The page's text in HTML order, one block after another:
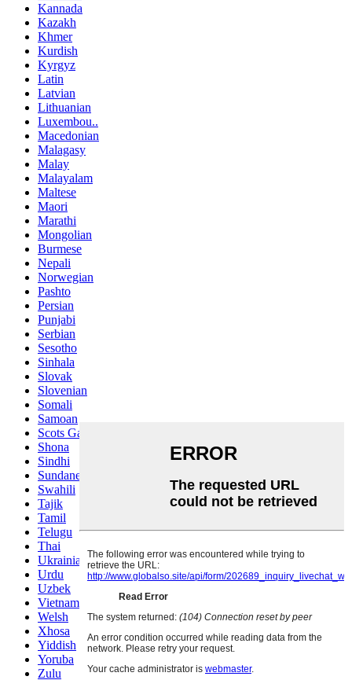
Kannada
Kazakh
Khmer
Kurdish
Kyrgyz
Latin
Latvian
Lithuanian
Luxembou..
Macedonian
Malagasy
Malay
Malayalam
Maltese
Maori
Marathi
Mongolian
Burmese
Nepali
Norwegian
Pashto
Persian
Punjabi
Serbian
Sesotho
Sinhala
Slovak
Slovenian
Somali
Samoan
Scots Gaelic
Shona
Sindhi
Sundanese
Swahili
Tajik
Tamil
Telugu
Thai
Ukrainian
Urdu
Uzbek
Vietnamese
Welsh
Xhosa
Yiddish
Yoruba
Zulu